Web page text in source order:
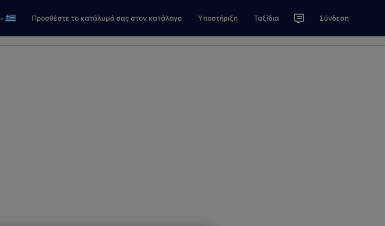
• Προσθέστε το κατάλυμά σας στον κατάλογο Υποστήριξη Ταξίδια Σύνδεση